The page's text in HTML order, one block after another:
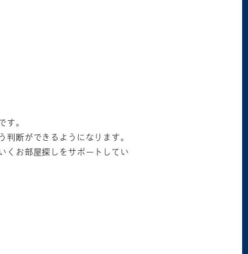
す。
判断ができるようになります。
くお部屋探しをサポートしてい